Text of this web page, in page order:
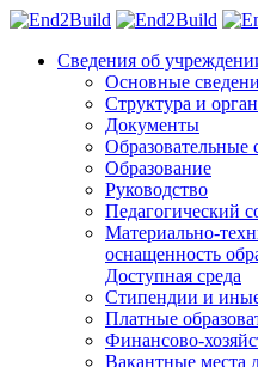
Сведения об
Основные
Структура и
Документы
Образовательные
Образование
Руководство
Педагогический
Материально-
оснащенность
Доступная среда
Стипендии и
Платные
Финансово-
Вакантные места